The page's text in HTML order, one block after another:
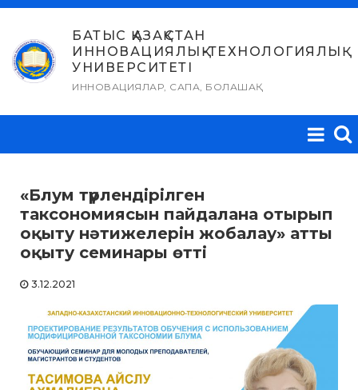
Skip
content
БАТЫС ҚАЗАҚСТАН
ИННОВАЦИЯЛЫҚ-ТЕХНОЛОГИЯЛЫҚ
УНИВЕРСИТЕТІ
ИННОВАЦИЯЛАР, САПА, БОЛАШАҚ
«Блум түрлендірілген
таксономиясын пайдалана отырып
оқыту нәтижелерін жобалау» атты
оқыту семинары өтті
3.12.2021